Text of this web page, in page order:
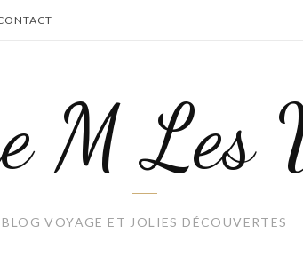
M Les
BLOG VOYAGE ET JOLIES DÉCOUVERTES